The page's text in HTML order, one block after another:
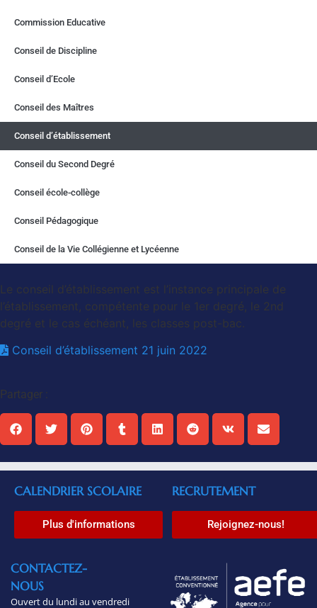
Commission Educative
Conseil de Discipline
Conseil d’Ecole
Conseil des Maîtres
Conseil d’établissement
Conseil du Second Degré
Conseil école-collège
Conseil Pédagogique
Conseil de la Vie Collégienne et Lycéenne
Le conseil d’établissement est l’instance principale de
l’établissement, compétente pour le 1er degré, le 2nd
degré et le cas échéant, les classes post-bac.
Conseil d’établissement 21 juin 2022
Partager :
CALENDRIER SCOLAIRE
Plus d'informations
RECRUTEMENT
Rejoignez-nous!
CONTACTEZ-
NOUS
Ouvert du lundi au vendredi